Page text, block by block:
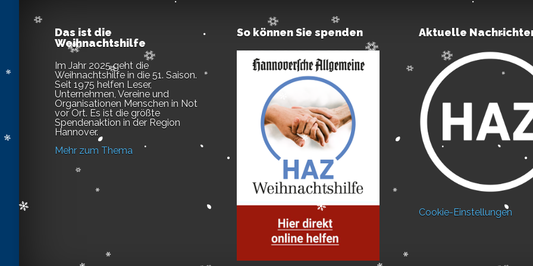
Das ist die
Weihnachtshilfe
Im Jahr 2025 geht die
Weihnachtshilfe in die 51. Saison.
Seit 1975 helfen Leser,
Unternehmen, Vereine und
Organisationen Menschen in Not
vor Ort. Es ist die größte
Spendenaktion in der Region
Hannover.
Mehr zum Thema
So können Sie spenden Aktuelle
Cookie-Einstellungen